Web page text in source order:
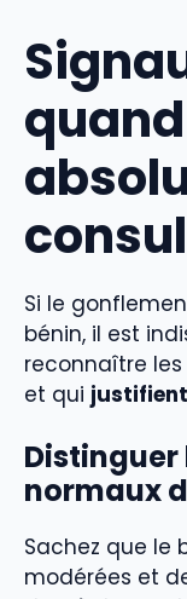
Si le
bénin, il est
reconnaître
et qui
normaux
Sachez que le
modérées et